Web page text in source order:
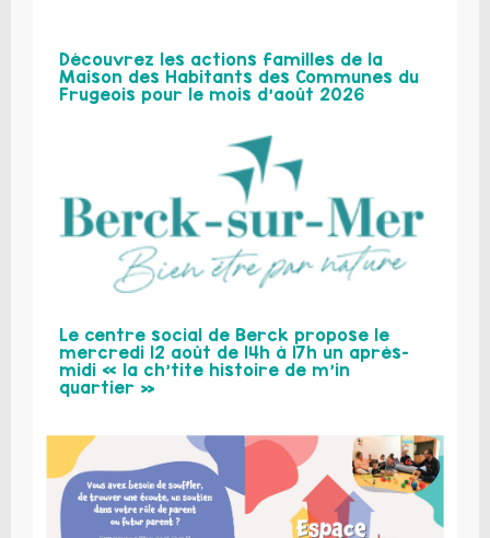
Découvrez les actions familles de la
Maison des Habitants des Communes du
Frugeois pour le mois d’août 2026
Le centre social de Berck propose le
mercredi 12 août de 14h à 17h un après-
midi « la ch’tite histoire de m’in
quartier »